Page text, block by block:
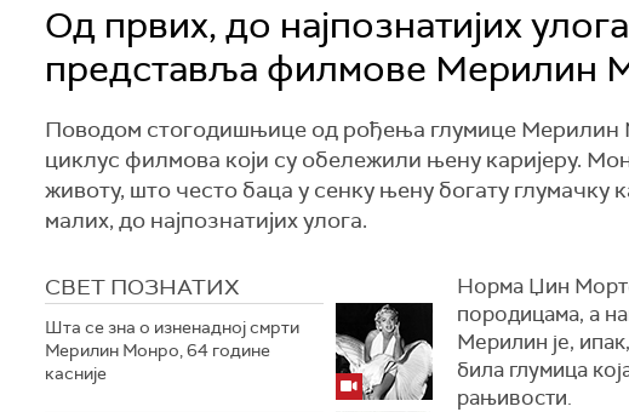
Од првих, до најпознатијих
представља филмове Мерилин
Поводом стогодишњице од рођења глумице Мерилин
циклус филмова који су обележили њену каријеру.
животу, што често баца у сенку њену богату
малих, до најпознатијих улога.
СВЕТ ПОЗНАТИХ
Шта се зна о изненадној смрти
Мерилин Монро, 64 године
касније
Норма Џин
породицама, а
Мерилин је,
била глумица
рањивости.